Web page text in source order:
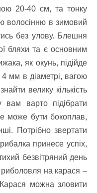
20-40 см, та тонку
волосінню в зимовий
без улову. Блешня
бляхи та є основним
як окунь, підійде
мм в діаметрі, вагою
велику кількість
вам варто підібрати
може бути бокоплав,
Потрібно звертати
принесе успіх,
безвітряний день
на карася ‒
можна зловити